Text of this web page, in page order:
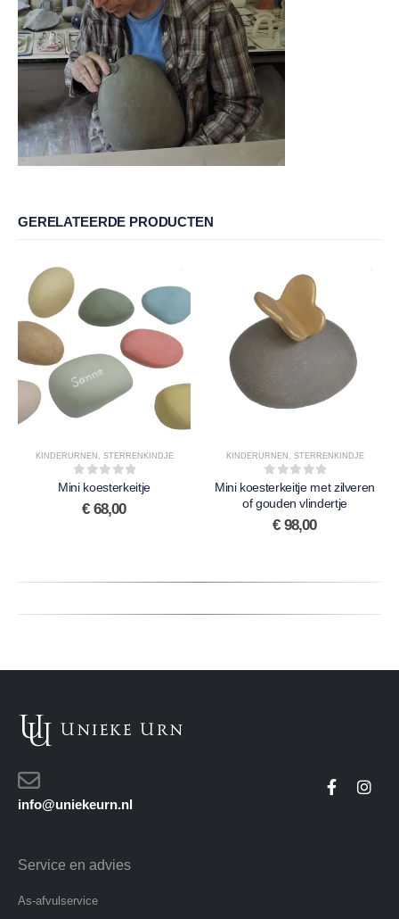
GERELATEERDE PRODUCTEN
KINDERURNEN , STERRENKINDJE
0 out of 5
Mini koesterkeitje
€68,00
KINDERURNEN , STERRENKINDJE
0out of 5
Mini koesterkeitje met zilveren
of gouden vlindertje
€98,00
info@uniekeurn.nl
Service en advies
As-afvulservice